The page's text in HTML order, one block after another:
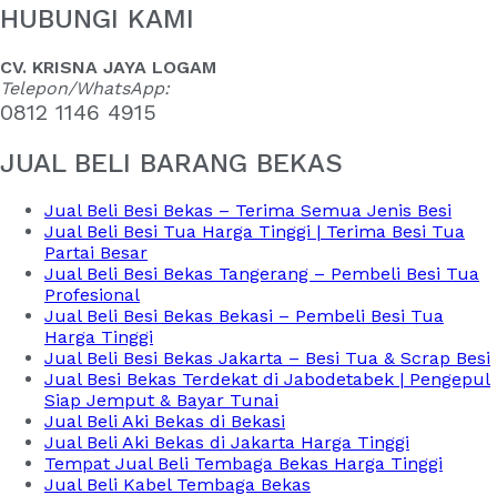
HUBUNGI KAMI
CV. KRISNA JAYA LOGAM
Telepon/WhatsApp:
0812 1146 4915
JUAL BELI BARANG BEKAS
Jual Beli Besi Bekas – Terima Semua Jenis Besi
Jual Beli Besi Tua Harga Tinggi | Terima Besi Tua
Partai Besar
Jual Beli Besi Bekas Tangerang – Pembeli Besi Tua
Profesional
Jual Beli Besi Bekas Bekasi – Pembeli Besi Tua
Harga Tinggi
Jual Beli Besi Bekas Jakarta – Besi Tua & Scrap Besi
Jual Besi Bekas Terdekat di Jabodetabek | Pengepul
Siap Jemput & Bayar Tunai
Jual Beli Aki Bekas di Bekasi
Jual Beli Aki Bekas di Jakarta Harga Tinggi
Tempat Jual Beli Tembaga Bekas Harga Tinggi
Jual Beli Kabel Tembaga Bekas